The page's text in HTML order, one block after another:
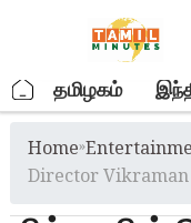
. தமிழகம்
Home»
Director Vikraman